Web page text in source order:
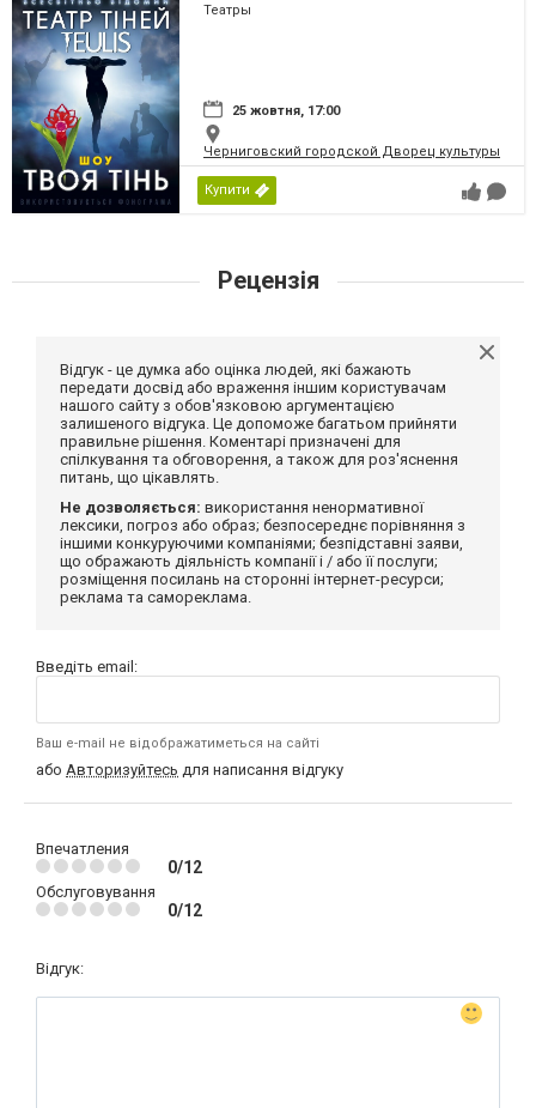
Театры
25 жовтня, 17:00
Черниговский городской Дворец культуры
Купити
Рецензія
Відгук - це думка або оцінка людей, які бажають
передати досвід або враження іншим користувачам
нашого сайту з обов'язковою аргументацією
залишеного відгука. Це допоможе багатьом прийняти
правильне рішення. Коментарі призначені для
спілкування та обговорення, а також для роз'яснення
питань, що цікавлять.
Не дозволяється: використання ненормативної
лексики, погроз або образ; безпосереднє порівняння з
іншими конкуруючими компаніями; безпідставні заяви,
що ображають діяльність компанії і / або її послуги;
розміщення посилань на сторонні інтернет-ресурси;
реклама та самореклама.
Введіть email:
Ваш e-mail не відображатиметься на сайті
або Авторизуйтесь для написання відгуку
Впечатления
0/12
Обслуговування
0/12
Відгук: